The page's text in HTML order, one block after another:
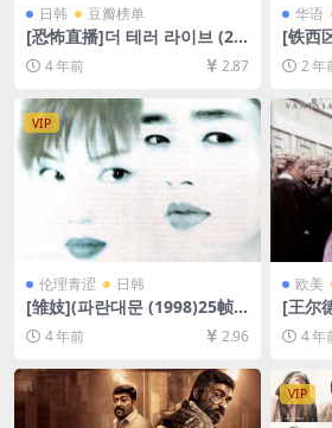
日韩 豆瓣榜单
[恐怖直播]더 테러 라이브 (20
13)[百度网盘+迅雷云盘资源1
080P超清未删减][MP4/5.5G
4 年前 2.87
华语
[铁西
厂/艳
克网
5GB][
法在
防和
码）】
2 年
VIP
伦理青涩 日韩
[雏妓](파란대문 (1998)25帧1
01分钟，与105分钟版本内容
一致[百度网盘+迅雷云盘资源
DVD原盘高清未删减][MP4/5.
6GB][韩语中字]【视频文件
+防和谐压缩包（含解压密
4 年前 2.96
欧美
[王尔
盘+迅
[MP4/
4 年
VIP